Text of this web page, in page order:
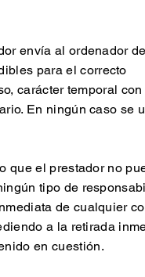
envía al ordenador
para el correcto
carácter temporal
En ningún caso se
que el prestador no
tipo de
de cualquier
a la retirada
en cuestión.